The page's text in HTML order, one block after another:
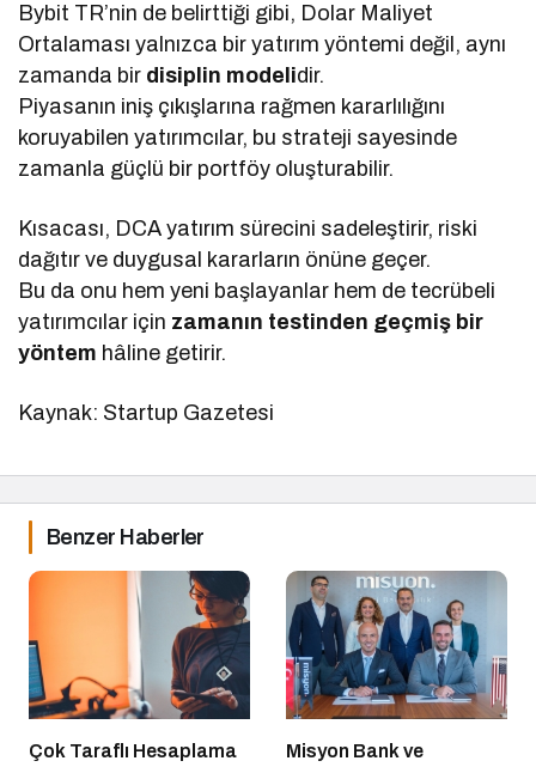
Bybit TR’nin de belirttiği gibi, Dolar Maliyet
Ortalaması yalnızca bir yatırım yöntemi değil, aynı
zamanda bir disiplin modelidir.
Piyasanın iniş çıkışlarına rağmen kararlılığını
koruyabilen yatırımcılar, bu strateji sayesinde
zamanla güçlü bir portföy oluşturabilir.
Kısacası, DCA yatırım sürecini sadeleştirir, riski
dağıtır ve duygusal kararların önüne geçer.
Bu da onu hem yeni başlayanlar hem de tecrübeli
yatırımcılar için zamanın testinden geçmiş bir
yöntem hâline getirir.
Kaynak: Startup Gazetesi
Benzer Haberler
Çok Taraflı Hesaplama
Misyon Bank ve